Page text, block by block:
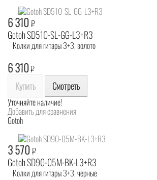
6 310₽
Gotoh SD510-SL-GG-L3+R3
Колки для гитары 3+3, золото
6 310₽
Купить Смотреть
Уточняйте наличие!
Добавить для сравнения
Gotoh
3 570₽
Gotoh SD90-05M-BK-L3+R3
Колки для гитары 3+3, черные